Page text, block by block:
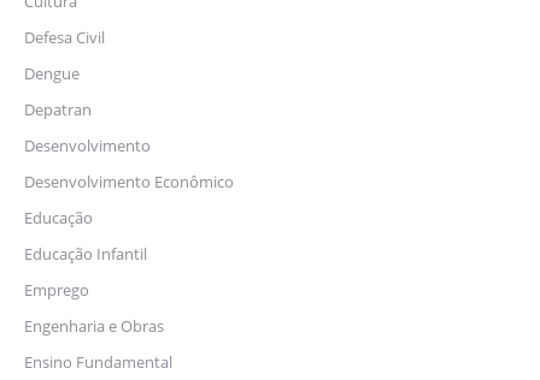
Defesa Civil
Dengue
Depatran
Desenvolvimento
Desenvolvimento Econômico
Educação
Educação Infantil
Emprego
Engenharia e Obras
Ensino Fundamental